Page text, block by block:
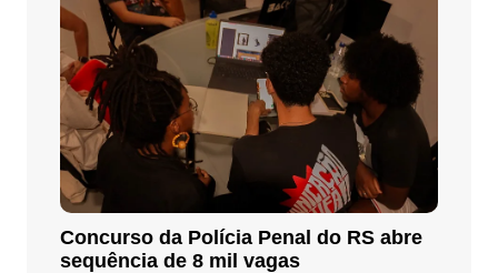
Concurso da Polícia Penal do RS abre
sequência de 8 mil vagas